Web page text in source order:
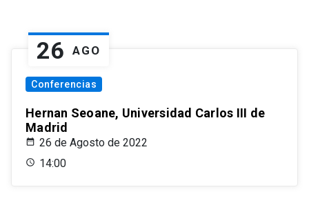
26 AGO
Conferencias
Hernan Seoane, Universidad Carlos III de
Madrid
26 de Agosto de 2022
14:00